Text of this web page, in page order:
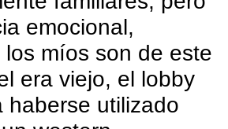
emocional,
los míos son de este
era viejo, el lobby
haberse utilizado